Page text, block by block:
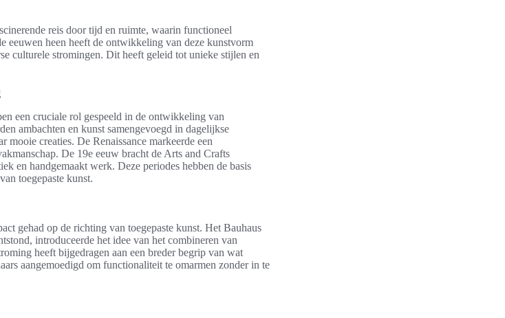
reis door tijd en ruimte, waarin functioneel
eeuwen heen heeft de ontwikkeling van deze kunstvorm
culturele stromingen. Dit heeft geleid tot unieke stijlen en
een cruciale rol gespeeld in de ontwikkeling van
ambachten en kunst samengevoegd in dagelijkse
creaties. De Renaissance markeerde een
De 19e eeuw bracht de Arts and Crafts
en handgemaakt werk. Deze periodes hebben de basis
toegepaste kunst.
gehad op de richting van toegepaste kunst. Het Bauhaus
introduceerde het idee van het combineren van
heeft bijgedragen aan een breder begrip van wat
aangemoedigd om functionaliteit te omarmen zonder in te